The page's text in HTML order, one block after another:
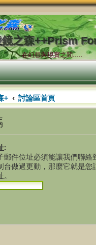
鏡之森++Prism
在幻想與現實之間.....
+ 討論區首頁
:
郵件位址必須能讓我們聯絡
台做過更動，那麼它就是您